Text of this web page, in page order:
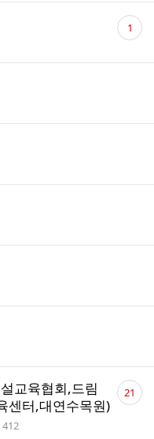
댓
글 1
교육협회,드림
센터,대연수목원)
조회수
412
댓
글21